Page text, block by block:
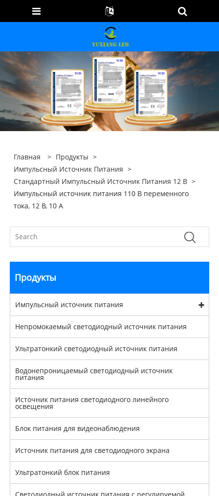
Главная > Продукты >
Импульсный Источник Питания >
Стандартный Импульсный Источник Питания 12 В >
Импульсный источник питания 110 В переменного
тока, 12 В, 10 А
Продукты
Импульсный источник питания
Непромокаемый светодиодный источник питания
Ультратонкий светодиодный источник питания
Водонепроницаемый светодиодный источник
питания
Источник питания светодиодного линейного
освещения
Блок питания для видеонаблюдения
Источник питания для светодиодного экрана
Ультратонкий блок питания